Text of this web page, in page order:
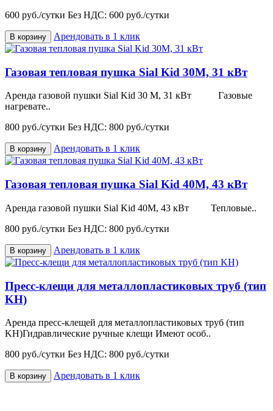
600 руб./сутки Без НДС: 600 руб./сутки
В корзину Арендовать в 1 клик
Газовая тепловая пушка Sial Kid 30M, 31 кВт
Аренда газовой пушки Sial Kid 30 M, 31 кВт Газовые
нагревате..
800 руб./сутки Без НДС: 800 руб./сутки
В корзину Арендовать в 1 клик
Газовая тепловая пушка Sial Kid 40M, 43 кВт
Аренда газовой пушки Sial Kid 40M, 43 кВт Тепловые..
800 руб./сутки Без НДС: 800 руб./сутки
В корзину Арендовать в 1 клик
Пресс-клещи для металлопластиковых труб (тип
KH)
Аренда пресс-клещей для металлопластиковых труб (тип
KH)Гидравлические ручные клещи Имеют особ..
800 руб./сутки Без НДС: 800 руб./сутки
В корзину Арендовать в 1 клик